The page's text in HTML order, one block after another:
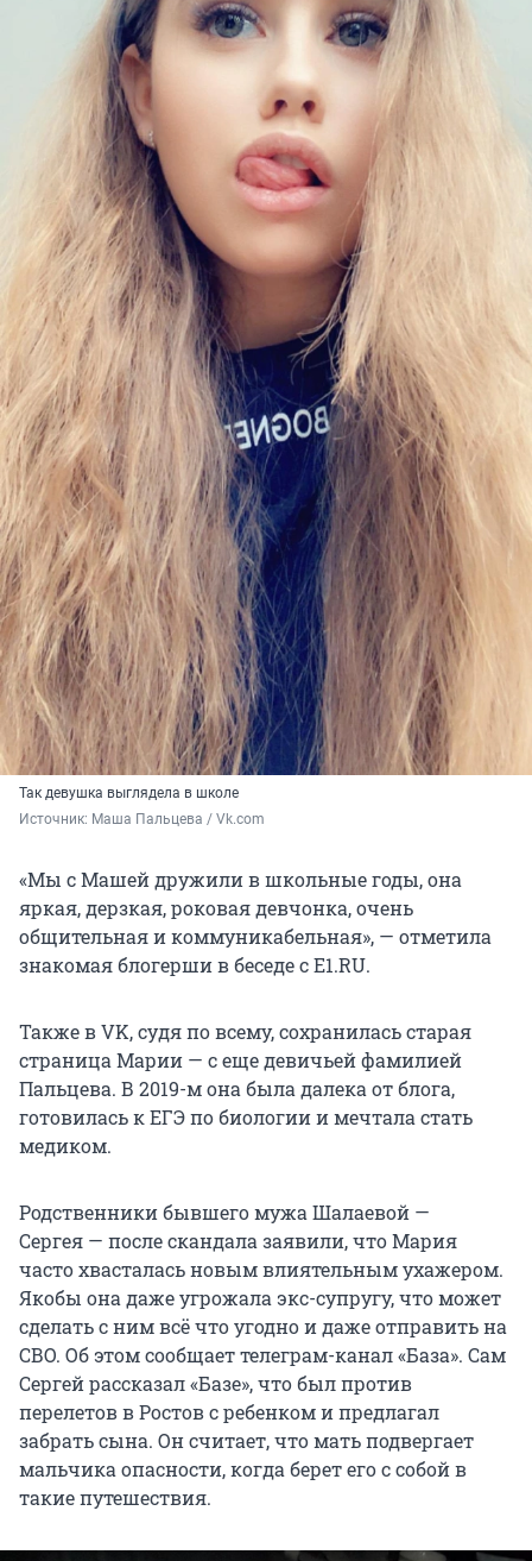
Так девушка выглядела в школе
Источник: Маша Пальцева / Vk.com
«Мы с Машей дружили в школьные годы, она
яркая, дерзкая, роковая девчонка, очень
общительная и коммуникабельная», — отметила
знакомая блогерши в беседе с E1.RU.
Также в VK, судя по всему, сохранилась старая
страница Марии — с еще девичьей фамилией
Пальцева. В 2019-м она была далека от блога,
готовилась к ЕГЭ по биологии и мечтала стать
медиком.
Родственники бывшего мужа Шалаевой —
Сергея — после скандала заявили, что Мария
часто хвасталась новым влиятельным ухажером.
Якобы она даже угрожала экс-супругу, что может
сделать с ним всё что угодно и даже отправить на
СВО. Об этом сообщает телеграм-канал «База». Сам
Сергей рассказал «Базе», что был против
перелетов в Ростов с ребенком и предлагал
забрать сына. Он считает, что мать подвергает
мальчика опасности, когда берет его с собой в
такие путешествия.